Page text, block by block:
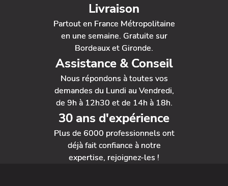
Livraison
Partout en France Métropolitaine
en une semaine. Gratuite sur
Bordeaux et Gironde.
Assistance & Conseil
Nous répondons à toutes vos
demandes du Lundi au Vendredi,
de 9h à 12h30 et de 14h à 18h.
30 ans d'expérience
Plus de 6000 professionnels ont
déjà fait confiance à notre
expertise, rejoignez-les !